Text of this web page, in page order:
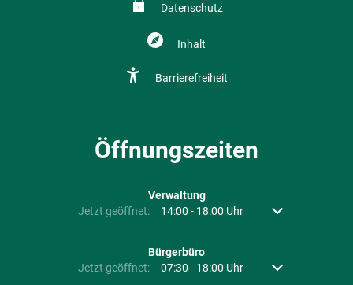
Datenschutz
Inhalt
Barrierefreiheit
Öffnungszeiten
Verwaltung
Klicken, um weitere Öffnungs- oder Schließzeiten
Jetzt geöffnet: 14:00 - 18:00 Uhr Von 14:00 bis
Bürgerbüro
Klicken, um weitere Öffnungs- oder Schließzeiten
Jetzt geöffnet: 07:30 - 18:00 Uhr Von 07:30 bis